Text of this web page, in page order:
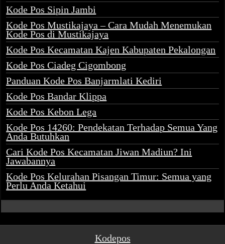
Kode Pos Sipin Jambi
Kode Pos Mustikajaya – Cara Mudah Menemukan
Kode Pos di Mustikajaya
Kode Pos Kecamatan Kajen Kabupaten Pekalongan
Kode Pos Ciadeg Cigombong
Panduan Kode Pos Banjarmlati Kediri
Kode Pos Bandar Klippa
Kode Pos Kebon Lega
Kode Pos 14260: Pendekatan Terhadap Semua Yang
Anda Butuhkan
Cari Kode Pos Kecamatan Jiwan Madiun? Ini
Jawabannya
Kode Pos Kelurahan Pisangan Timur: Semua yang
Perlu Anda Ketahui
Kodepos